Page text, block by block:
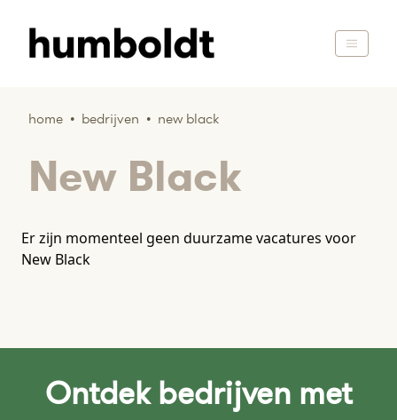
home • bedrijven • new black
New Black
Er zijn momenteel geen duurzame vacatures voor
New Black
Ontdek bedrijven met